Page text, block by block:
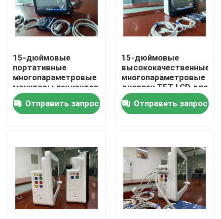
Продукты
Видео
15-дюймовые
портативные
многопараметровые
мониторы пациентов
с совместимостью
HL7, выходом
данных USB, VGA,
сигналами
Отправить запрос
15-дюймовые
высококачественные
многопараметровые
дисплеи TFT LCD для
пациентов,
используемые в
отделениях
клинической терапии
и новорожденных
Отправить запрос